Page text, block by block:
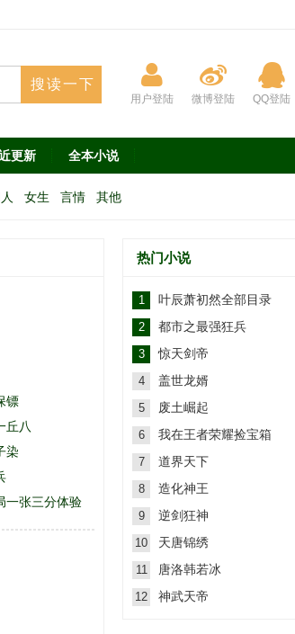
QQ登陆
微博登陆
用户登陆
更新 全本小说
女生 言情 其他
镖
丘八
染
一张三分体验
热门小说
1 叶辰萧初然全部目录
2 都市之最强狂兵
3 惊天剑帝
4 盖世龙婿
5 废土崛起
6 我在王者荣耀捡宝箱
7 道界天下
8 造化神王
9 逆剑狂神
10 天唐锦绣
11 唐洛韩若冰
12 神武天帝